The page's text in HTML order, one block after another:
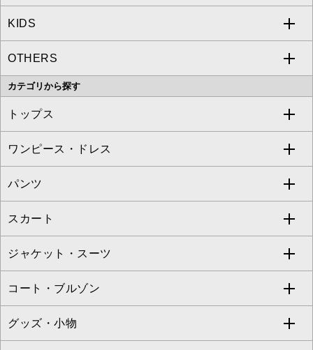
MICHEL KLEIN
MK MICHEL KLEIN
OFUON le MK
a.v.v
MICHEL KLEIN HOMME
MK MICHEL KLEIN HOMME
KIDS
a.v.v
OTHERS
MK MICHEL KLEIN BAG
カテゴリから探す
トップス
すべてのトップス
カットソー・Tシャツ
ブラウス・シャツ
ニット・セーター
カーディガン
アンサンブルセット
ワンピース・ドレス
すべてのワンピース・ドレス
ワンピース
ドレス
チュニック
ジャンパースカート
パンツ
すべてのパンツ
フルレングスパンツ
クロップド・半端丈パンツ
ガウチョ・ワイドパンツ
スカート
すべてのスカート
ロング・マキシ丈スカート
ひざ丈スカート
ジャケット・スーツ
すべてのジャケット・スーツ
テーラードジャケット
コート・ブルゾン
すべてのコート・ブルゾン
グッズ・小物